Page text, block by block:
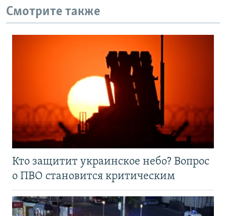
Смотрите также
Кто защитит украинское небо? Вопрос
о ПВО становится критическим